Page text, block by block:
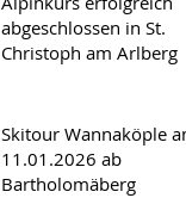
abgeschlossen in St.
Christoph am Arlberg
Skitour Wannaköple am
11.01.2026 ab
Bartholomäberg